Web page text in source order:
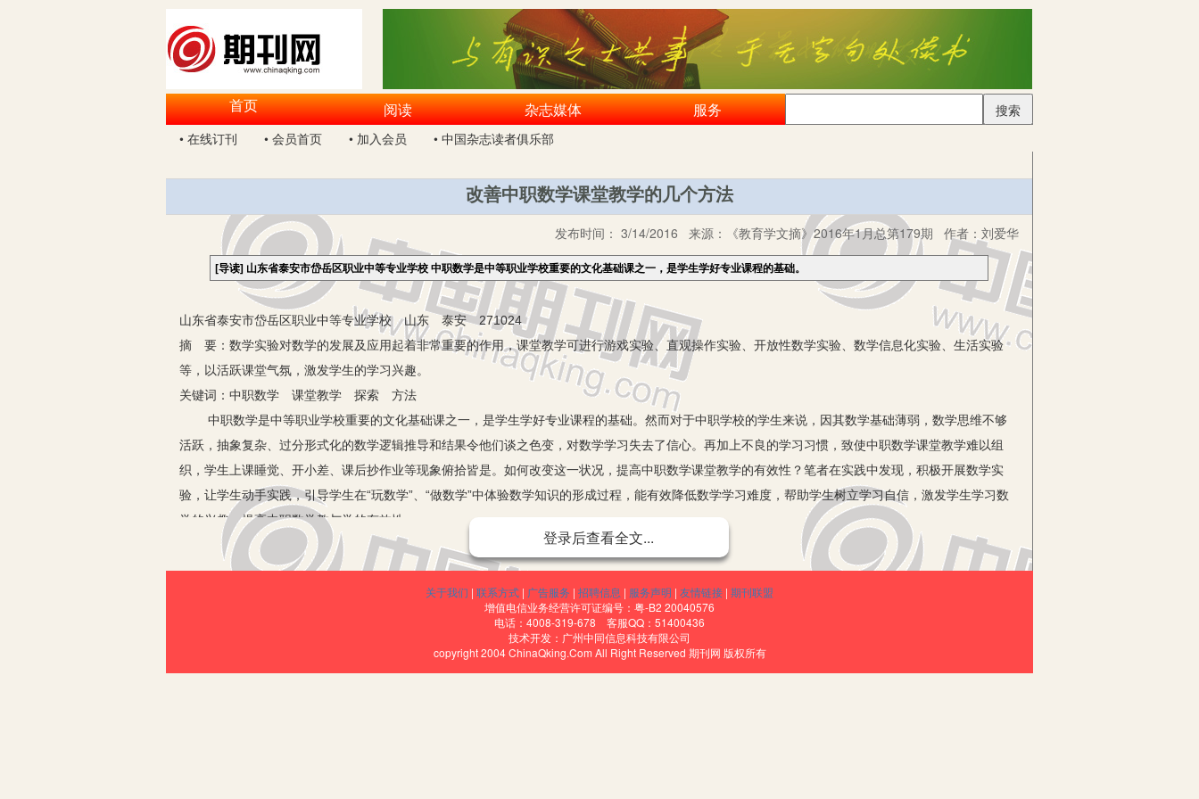
首页 阅读 杂志媒体 服务
搜索
• 在线订刊
• 会员首页 • 加入会员 • 中国杂志读者俱乐部
改善中职数学课堂教学的几个方法
发布时间： 3/14/2016 来源： 《教育学文摘》2016年1月总第179期 作者： 刘爱华
[导读] 山东省泰安市岱岳区职业中等专业学校 中职数学是中等职业学校重要的文化基础课之一，是学生学好专业课程的基础。
山东省泰安市岱岳区职业中等专业学校 山东 泰安 271024
摘 要：数学实验对数学的发展及应用起着非常重要的作用，课堂教学可进行游戏实验、直观操作实验、开放性数学实验、数学信息化实验、生活实验
等，以活跃课堂气氛，激发学生的学习兴趣。
关键词：中职数学 课堂教学 探索 方法
中职数学是中等职业学校重要的文化基础课之一，是学生学好专业课程的基础。然而对于中职学校的学生来说，因其数学基础薄弱，数学思维不够
活跃，抽象复杂、过分形式化的数学逻辑推导和结果令他们谈之色变，对数学学习失去了信心。再加上不良的学习习惯，致使中职数学课堂教学难以组
织，学生上课睡觉、开小差、课后抄作业等现象俯拾皆是。如何改变这一状况，提高中职数学课堂教学的有效性？笔者在实践中发现，积极开展数学实
验，让学生动手实践，引导学生在“玩数学”、“做数学”中体验数学知识的形成过程，能有效降低数学学习难度，帮助学生树立学习自信，激发学生学习数
学的兴趣，提高中职数学教与学的有效性。
一、游戏实验，活跃课堂气氛，激发学生的学习兴趣
例如在频率与概率的教学中，可组织学生做如下游戏实验:课前教师制作面值100元、50元、10元、5元、1元的游戏币若干，学生每人制作面值2元
的游戏币5张。上课时，要求学生四人一组开展掷骰子游戏，游戏规则是:每次掷两颗骰子，计算掷得的点数之和。若掷得的点数之和等于12，得一等奖，
奖游戏币100元；若掷得的点数之和等于10或者11，得二等奖，奖游戏币50元；若掷得的点数之和等于8或者9，得三等奖，奖游戏币10元；若掷得的点
数之和等于2、3、4、5、6、7等情况时，付游戏币2元。游戏后提问学生:出现各个数值的可能性是否是同等的？中奖和不中奖哪种可能性大？接着进行
登录后查看全文...
关于我们 | 联系方式 | 广告服务 | 招聘信息 | 服务声明 | 友情链接 | 期刊联盟
增值电信业务经营许可证编号：粤-B2 20040576
电话：4008-319-678 客服QQ：51400436
技术开发：广州中同信息科技有限公司
copyright 2004 ChinaQking.Com All Right Reserved 期刊网 版权所有